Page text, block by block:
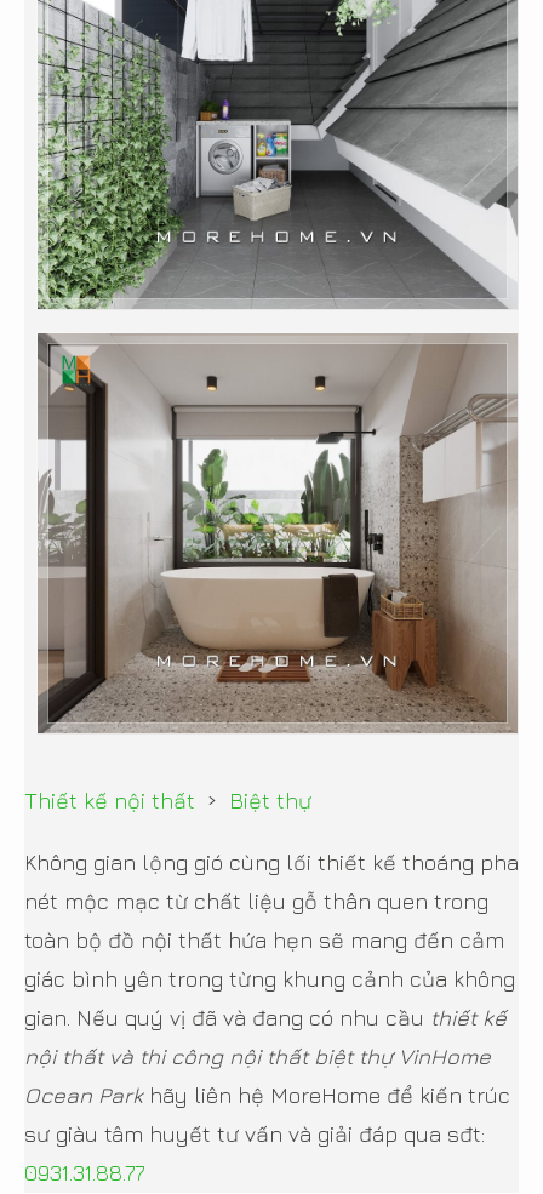
Thiết kế nội thất › Biệt thự
Không gian lộng gió cùng lối thiết kế thoáng pha
nét mộc mạc từ chất liệu gỗ thân quen trong
toàn bộ đồ nội thất hứa hẹn sẽ mang đến cảm
giác bình yên trong từng khung cảnh của không
gian. Nếu quý vị đã và đang có nhu cầu thiết kế
nội thất và thi công nội thất biệt thự VinHome
Ocean Park hãy liên hệ MoreHome để kiến trúc
sư giàu tâm huyết tư vấn và giải đáp qua sđt:
0931.31.88.77